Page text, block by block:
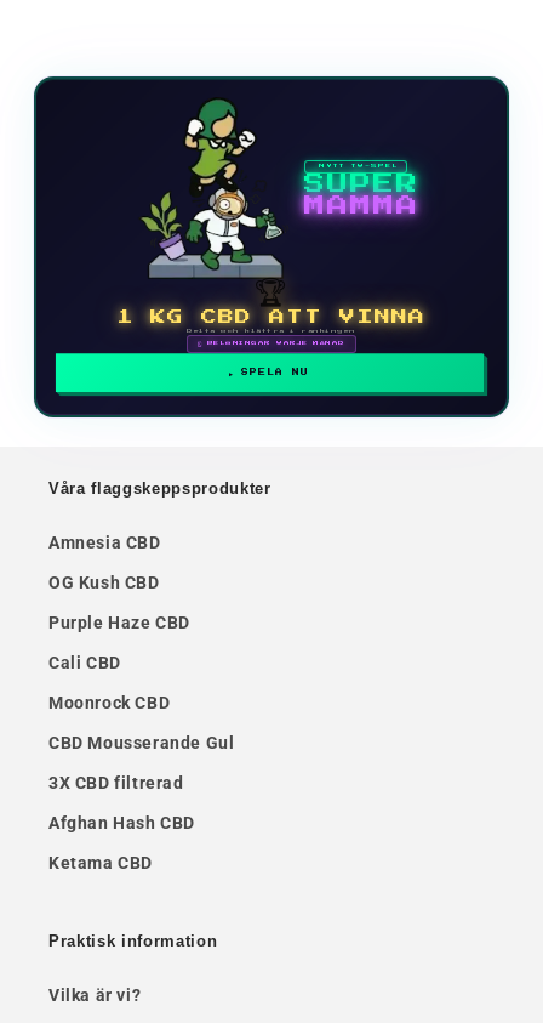
NYTT TV-SPEL
SUPER
MAMMA
🏆
1 KG CBD ATT VINNA
Delta och klättra i rankingen
🗓 BELÖNINGAR VARJE MÅNAD
SPELA NU
Våra flaggskeppsprodukter
Amnesia CBD
OG Kush CBD
Purple Haze CBD
Cali CBD
Moonrock CBD
CBD Mousserande Gul
3X CBD filtrerad
Afghan Hash CBD
Ketama CBD
Praktisk information
Vilka är vi?